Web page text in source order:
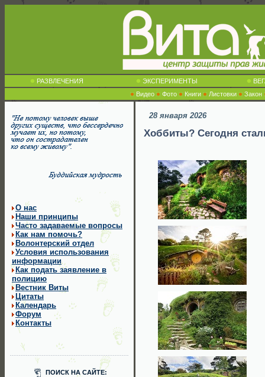
РАЗВЛЕЧЕНИЯ ЭКСПЕРИМЕНТЫ
Видео
Фото Книги Листовки Закон
О нас
Наши принципы
Часто задаваемые вопросы
Как нам помочь?
Волонтерский отдел
Условия использования
информации
Как подать заявление в
полицию
Вестник Виты
Цитаты
Календарь
Форум
Контакты
ПОИСК НА САЙТЕ:
28 января 2026
Хоббиты? Сегодня